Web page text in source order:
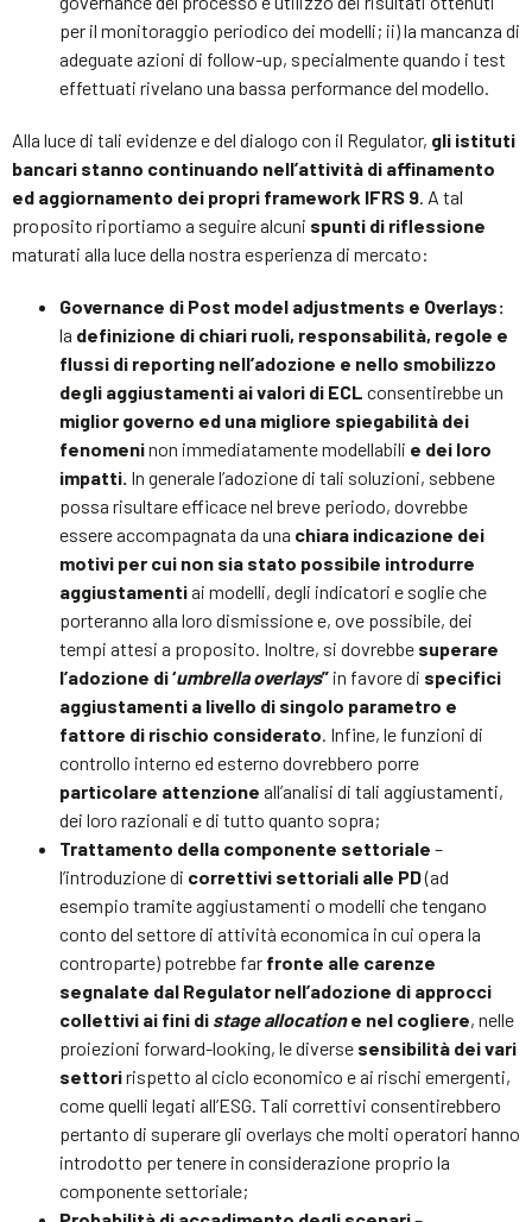
per il monitoraggio periodico dei modelli; ii) la mancanza di
adeguate azioni di follow-up, specialmente quando i test
effettuati rivelano una bassa performance del modello.
Alla luce di tali evidenze e del dialogo con il Regulator, gli istituti
bancari stanno continuando nell’attività di affinamento
ed aggiornamento dei propri framework IFRS 9. A tal
proposito riportiamo a seguire alcuni spunti di riflessione
maturati alla luce della nostra esperienza di mercato:
Governance di Post model adjustments e Overlays:
la definizione di chiari ruoli, responsabilità, regole e
flussi di reporting nell’adozione e nello smobilizzo
degli aggiustamenti ai valori di ECL consentirebbe un
miglior governo ed una migliore spiegabilità dei
fenomeninon immediatamente modellabili e dei loro
impatti. In generale l’adozione di tali soluzioni, sebbene
possa risultare efficace nel breve periodo, dovrebbe
essere accompagnata da una chiara indicazione dei
motivi per cui non sia stato possibile introdurre
aggiustamentiai modelli, degli indicatori e soglie che
porteranno alla loro dismissione e, ove possibile, dei
tempi attesi a proposito. Inoltre, si dovrebbe superare
l’adozione di ‘umbrella overlays” in favore di specifici
aggiustamenti a livello di singolo parametro e
fattore di rischio considerato. Infine, le funzioni di
controllo interno ed esterno dovrebbero porre
particolare attenzione all’analisi di tali aggiustamenti,
dei loro razionali e di tutto quanto sopra;
Trattamento della componente settoriale –
l’introduzione di correttivi settoriali alle PD(ad
esempio tramite aggiustamenti o modelli che tengano
conto del settore di attività economica in cui opera la
controparte) potrebbe far fronte alle carenze
segnalate dal Regulator nell’adozione di approcci
collettivi ai fini di stage allocatione nel cogliere, nelle
proiezioni forward-looking, le diverse sensibilità dei vari
settoririspetto al ciclo economico e ai rischi emergenti,
come quelli legati all’ESG. Tali correttivi consentirebbero
pertanto di superare gli overlays che molti operatori hanno
introdotto per tenere in considerazione proprio la
componente settoriale;